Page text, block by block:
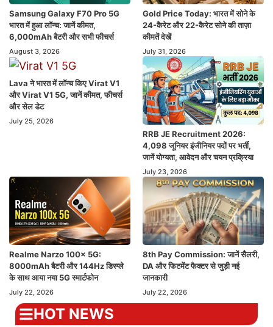
Samsung Galaxy F70 Pro 5G
भारत में हुआ लॉन्च: जानें कीमत,
6,000mAh बैटरी और सभी फीचर्स
August 3, 2026
Gold Price Today: भारत में सोने के
24-कैरेट और 22-कैरेट सोने की ताज़ा
कीमतें देखें
July 31, 2026
Lava ने भारत में लॉन्च किए Virat V1
और Virat V1 5G, जानें कीमत, फीचर्स
और सेल डेट
July 25, 2026
RRB JE Recruitment 2026:
4,098 जूनियर इंजीनियर पदों पर भर्ती,
जानें योग्यता, आवेदन और चयन प्रक्रिया
July 23, 2026
Realme Narzo 100x 5G:
8000mAh बैटरी और 144Hz डिस्प्ले
के साथ आया नया 5G स्मार्टफोन
July 22, 2026
8th Pay Commission: जानें सैलरी,
DA और फिटमेंट फैक्टर से जुड़ी नई
जानकारी
July 22, 2026
HOT NEWS